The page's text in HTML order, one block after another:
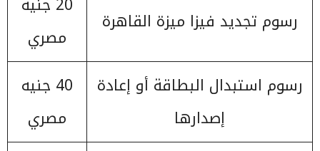
رسوم تجديد فيزا ميزة القاهرة
مصري
رسوم استبدال البطاقة أو إعادة
إصدارها
40 جنيه
مصري